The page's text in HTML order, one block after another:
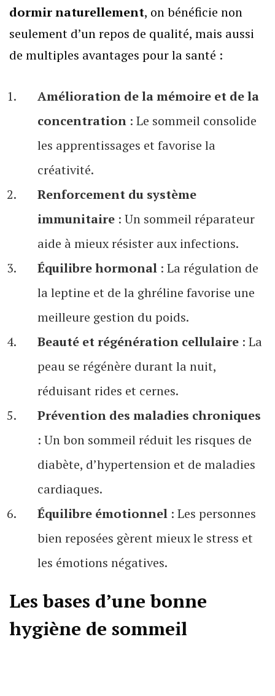
dormir naturellement, on bénéficie non
seulement d’un repos de qualité, mais aussi
de multiples avantages pour la santé :
Amélioration de la mémoire et de la
concentration : Le sommeil consolide
les apprentissages et favorise la
créativité.
Renforcement du système
immunitaire : Un sommeil réparateur
aide à mieux résister aux infections.
Équilibre hormonal : La régulation de
la leptine et de la ghréline favorise une
meilleure gestion du poids.
Beauté et régénération cellulaire : La
peau se régénère durant la nuit,
réduisant rides et cernes.
Prévention des maladies chroniques
: Un bon sommeil réduit les risques de
diabète, d’hypertension et de maladies
cardiaques.
Équilibre émotionnel : Les personnes
bien reposées gèrent mieux le stress et
les émotions négatives.
Les bases d’une bonne
hygiène de sommeil